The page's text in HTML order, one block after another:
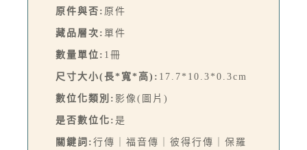
原件與否: 原件
藏品層次: 單件
數量單位: 1冊
尺寸大小(長*寬*高): 17.7*10.3*0.3cm
數位化類別: 影像(圖片)
是否數位化: 是
關鍵詞: 行傳｜福音傳｜彼得行傳｜保羅